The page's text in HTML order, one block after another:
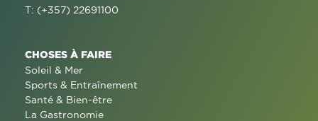
T: (+357) 22691100
CHOSES À FAIRE
Soleil & Mer
Sports & Entraînement
Santé & Bien-être
La Gastronomie